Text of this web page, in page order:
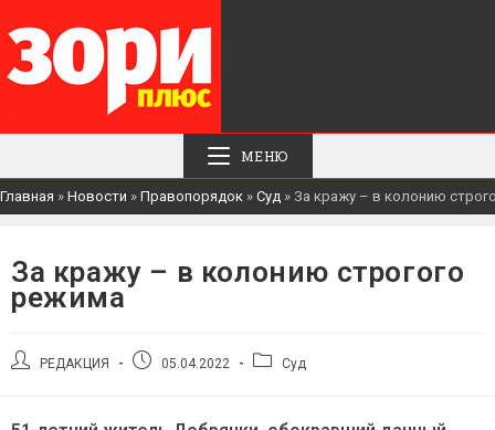
МЕНЮ
Главная » Новости » Правопорядок » Суд » За кражу – в колонию
За кражу – в колонию строгого
режима
АвторРЕДАКЦИЯ
Запись05.04.2022
Рубрика
Суд